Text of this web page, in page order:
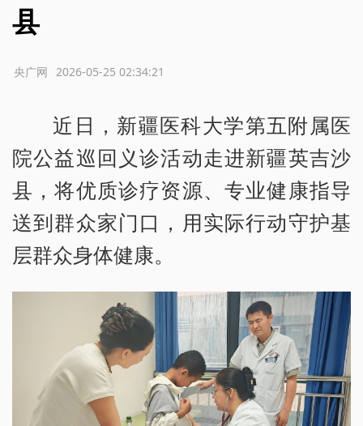
县
2026-05-25 02:34:21
央广网
近日，新疆医科大学第五附属医
院公益巡回义诊活动走进新疆英吉沙
县，将优质诊疗资源、专业健康指导
送到群众家门口，用实际行动守护基
层群众身体健康。